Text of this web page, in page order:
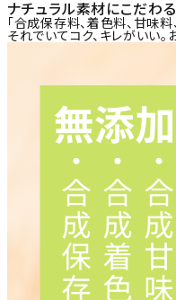
ナチュラル素材にこだわ
「合成保存料、着色料、甘味料
それでいてコク、キレがいい。